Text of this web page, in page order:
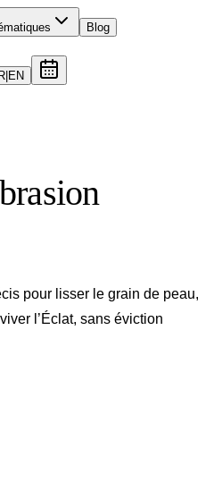
Blog
EN
pour lisser le grain de peau,
l’Éclat, sans éviction